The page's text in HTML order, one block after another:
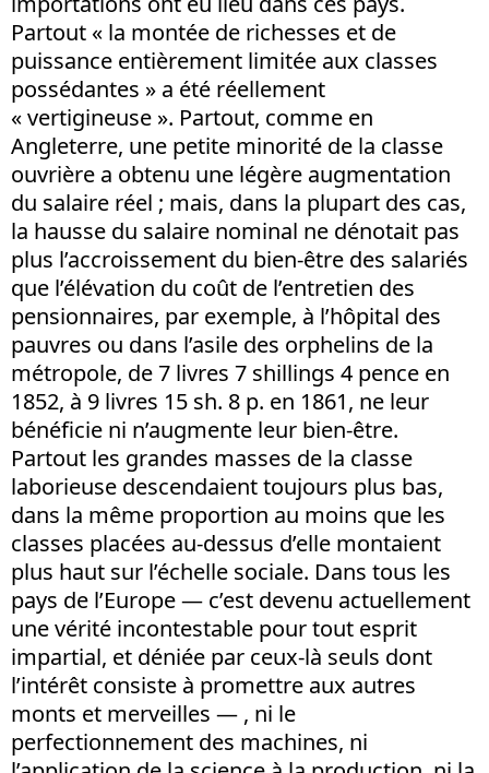
Partout « la montée de richesses et de
puissance entièrement limitée aux classes
possédantes » a été réellement
« vertigineuse ». Partout, comme en
Angleterre, une petite minorité de la classe
ouvrière a obtenu une légère augmentation
du salaire réel ; mais, dans la plupart des cas,
la hausse du salaire nominal ne dénotait pas
plus l’accroissement du bien-être des salariés
que l’élévation du coût de l’entretien des
pensionnaires, par exemple, à l’hôpital des
pauvres ou dans l’asile des orphelins de la
métropole, de 7 livres 7 shillings 4 pence en
1852, à 9 livres 15 sh. 8 p. en 1861, ne leur
bénéficie ni n’augmente leur bien-être.
Partout les grandes masses de la classe
laborieuse descendaient toujours plus bas,
dans la même proportion au moins que les
classes placées au-dessus d’elle montaient
plus haut sur l’échelle sociale. Dans tous les
pays de l’Europe — c’est devenu actuellement
une vérité incontestable pour tout esprit
impartial, et déniée par ceux-là seuls dont
l’intérêt consiste à promettre aux autres
monts et merveilles — , ni le
perfectionnement des machines, ni